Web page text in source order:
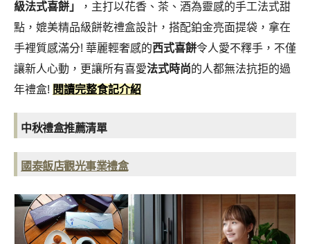
級法式喜餅」
，主打以花香、茶、酒為靈感的手工法式甜
點，媲美精品級餅乾禮盒設計，搭配鉑金亮面提袋，拿在
手裡質感滿分! 華麗輕奢感的西式喜餅令人愛不釋手，不僅
讓新人心動，更讓所有喜愛法式時尚的人都無法抗拒的過
年禮盒! 閱讀完整食記介紹
中秋禮盒推薦清單
國泰飯店觀光事業禮盒